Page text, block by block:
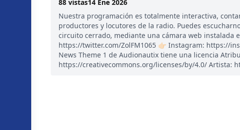
88 vistas14 Ene 2026
Nuestra programación es totalmente interactiva,
productores y locutores de la radio. Puedes
circuito cerrado, mediante una cámara web instalada
https://twitter.com/ZolFM1065 👉🏻 Instagram: https://
News Theme 1 de Audionautix tiene una licencia
https://creativecommons.org/licenses/by/4.0/ Artista: